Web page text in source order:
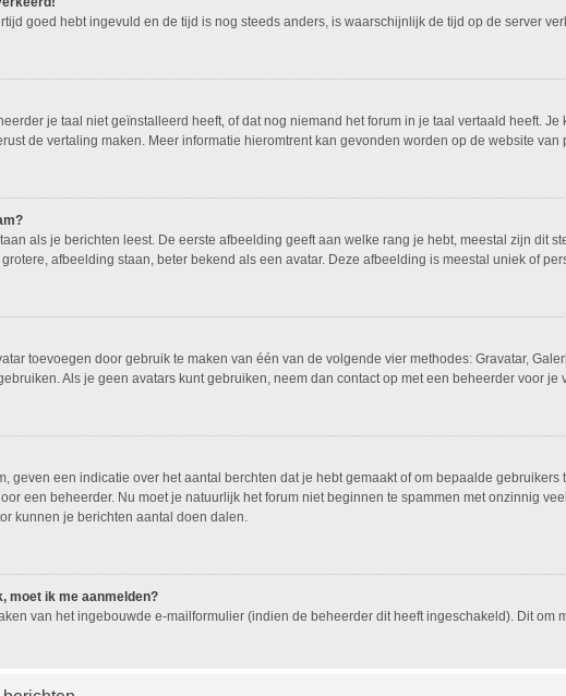
goed hebt ingevuld en de tijd is nog steeds anders, is waarschijnlijk de tijd op de server
je taal niet geïnstalleerd heeft, of dat nog niemand het forum in je taal vertaald heeft.
de vertaling maken. Meer informatie hieromtrent kan gevonden worden op de website
als je berichten leest. De eerste afbeelding geeft aan welke rang je hebt, meestal zijn dit
afbeelding staan, beter bekend als een avatar. Deze afbeelding is meestal uniek of
toevoegen door gebruik te maken van één van de volgende vier methodes: Gravatar,
Als je geen avatars kunt gebruiken, neem dan contact op met een beheerder voor je
geven een indicatie over het aantal berchten dat je hebt gemaakt of om bepaalde
een beheerder. Nu moet je natuurlijk het forum niet beginnen te spammen met onzinnig
kunnen je berichten aantal doen dalen.
moet ik me aanmelden?
van het ingebouwde e-mailformulier (indien de beheerder dit heeft ingeschakeld). Dit om